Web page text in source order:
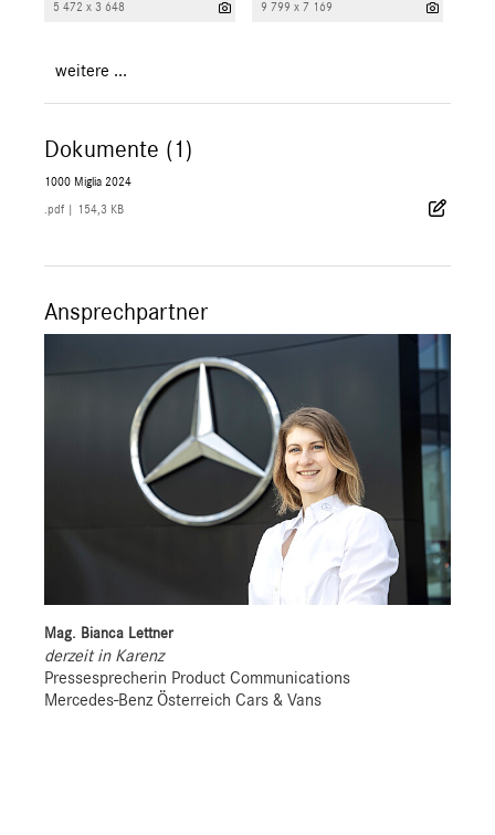
5 472 x 3 648 9 799 x 7 169
weitere ...
Dokumente (1)
1000 Miglia 2024
.pdf 154,3 KB
Ansprechpartner
Mag. Bianca Lettner
derzeit in Karenz
Pressesprecherin Product Communications
Mercedes-Benz Österreich Cars & Vans